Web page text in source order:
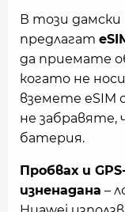
В този дамски
предлагат
да приемате
когато не
вземете eSIM
не забравяте,
батерия.
Пробвах и
изненадана –